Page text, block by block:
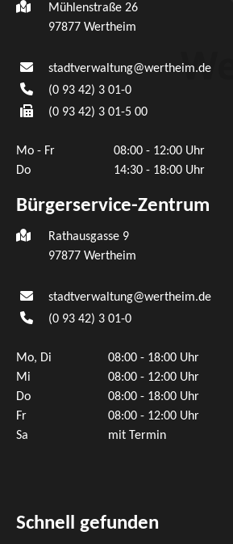
Mühlenstraße 26
97877 Wertheim
stadtverwaltung@wertheim.de
(0 93 42) 3 01-0
(0 93 42) 3 01-5 00
Mo - Fr
08:00 - 12:00 Uhr
Do
14:30 - 18:00 Uhr
Bürgerservice-Zentrum
Rathausgasse 9
97877 Wertheim
stadtverwaltung@wertheim.de
(0 93 42) 3 01-0
Mo, Di
08:00 - 18:00 Uhr
Mi
08:00 - 12:00 Uhr
Do
08:00 - 18:00 Uhr
Fr
08:00 - 12:00 Uhr
Sa
mit Termin
Schnell gefunden